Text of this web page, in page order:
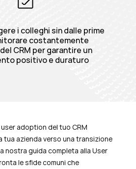
i colleghi sin dalle prime
costantemente
CRM per garantire un
positivo e duraturo
adoption del tuo CRM
tua azienda verso una transizione
nostra guida completa alla User
le sfide comuni che